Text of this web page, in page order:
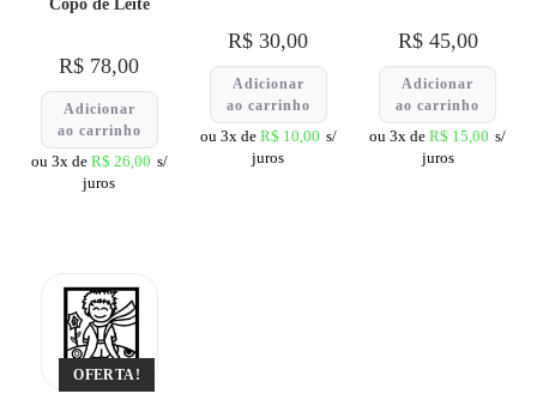
Copo de Leite
R$ 78,00
Adicionar
ao carrinho
ou 3x de R$ 26,00 s/
juros
R$ 30,00
Adicionar
ao carrinho
ou 3x de R$ 10,00 s/
juros
R$45,00
Adicionar
ao carrinho
ou 3x deR$ 15,00 s/
juros
OFERTA!